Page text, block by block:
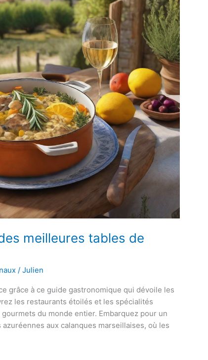
meilleures tables de
/Julien
grâce à ce guide gastronomique qui dévoile les
les restaurants étoilés et les spécialités
du monde entier. Embarquez pour un
aux calanques marseillaises, où les